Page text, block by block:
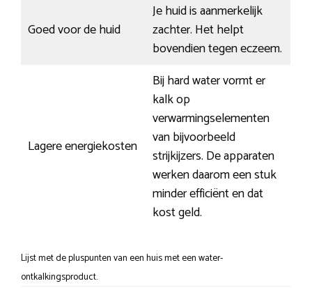
Goed voor de huid
Je huid is aanmerkelijk
zachter. Het helpt
bovendien tegen eczeem.
Lagere energiekosten
Bij hard water vormt er
kalk op
verwarmingselementen
van bijvoorbeeld
strijkijzers. De apparaten
werken daarom een stuk
minder efficiënt en dat
kost geld.
Lijst met de pluspunten van een huis met een water-
ontkalkingsproduct.